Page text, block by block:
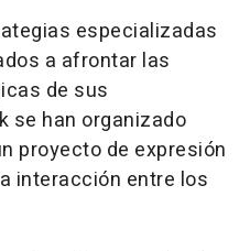
especializadas
a afrontar las
de sus
se han organizado
proyecto de expresión
interacción entre los